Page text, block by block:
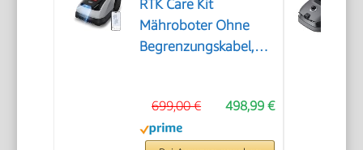
RTK Care Kit
Mähroboter Ohne
Begrenzungskabel,
Rasenmähroboter, KI-
Hindernisvermeidung,
498,99 €
699,00 €